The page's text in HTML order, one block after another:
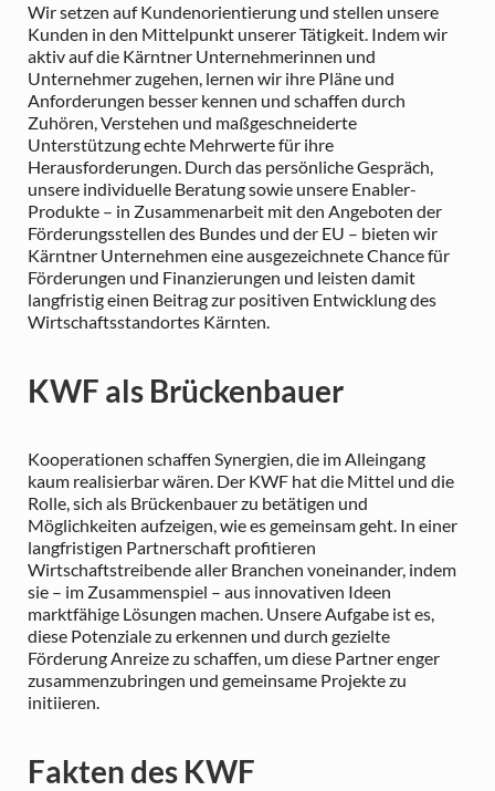
Wir setzen auf Kundenorientierung und stellen unsere
Kunden in den Mittelpunkt unserer Tätigkeit. Indem wir
aktiv auf die Kärntner Unternehmerinnen und
Unternehmer zugehen, lernen wir ihre Pläne und
Anforderungen besser kennen und schaffen durch
Zuhören, Verstehen und maßgeschneiderte
Unterstützung echte Mehrwerte für ihre
Herausforderungen. Durch das persönliche Gespräch,
unsere individuelle Beratung sowie unsere Enabler-
Produkte – in Zusammenarbeit mit den Angeboten der
Förderungsstellen des Bundes und der EU – bieten wir
Kärntner Unternehmen eine ausgezeichnete Chance für
Förderungen und Finanzierungen und leisten damit
langfristig einen Beitrag zur positiven Entwicklung des
Wirtschaftsstandortes Kärnten.
KWF als Brückenbauer
Kooperationen schaffen Synergien, die im Alleingang
kaum realisierbar wären. Der KWF hat die Mittel und die
Rolle, sich als Brückenbauer zu betätigen und
Möglichkeiten aufzeigen, wie es gemeinsam geht. In einer
langfristigen Partnerschaft profitieren
Wirtschaftstreibende aller Branchen voneinander, indem
sie – im Zusammenspiel – aus innovativen Ideen
marktfähige Lösungen machen. Unsere Aufgabe ist es,
diese Potenziale zu erkennen und durch gezielte
Förderung Anreize zu schaffen, um diese Partner enger
zusammenzubringen und gemeinsame Projekte zu
initiieren.
Fakten des KWF